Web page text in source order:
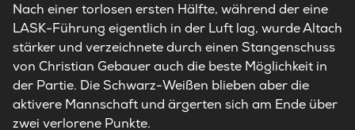
Nach einer torlosen ersten Hälfte, während der eine
LASK-Führung eigentlich in der Luft lag, wurde Altach
stärker und verzeichnete durch einen Stangenschuss
von Christian Gebauer auch die beste Möglichkeit in
der Partie. Die Schwarz-Weißen blieben aber die
aktivere Mannschaft und ärgerten sich am Ende über
zwei verlorene Punkte.